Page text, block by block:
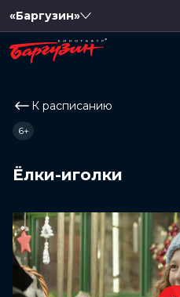
«Баргузин»
К расписанию
Ёлки-иголки
6+